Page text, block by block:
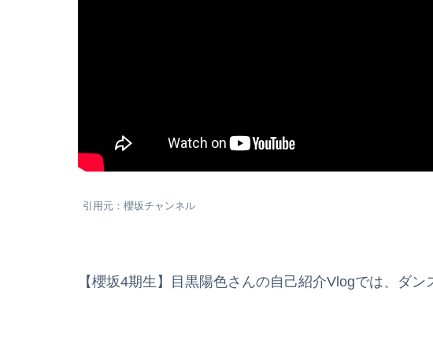
引用元：櫻坂チャンネル
【櫻坂4期生】目黒陽色さんの自己紹介Vlogでは、ダン